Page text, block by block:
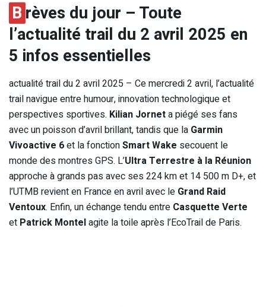
B rèves du jour – Toute
l’actualité trail du 2 avril 2025 en
5 infos essentielles
actualité trail du 2 avril 2025 – Ce mercredi 2 avril, l’actualité
trail navigue entre humour, innovation technologique et
perspectives sportives. Kilian Jorneta piégé ses fans
avec un poisson d’avril brillant, tandis que la Garmin
Vivoactive 6et la fonctionSmart Wake secouent le
monde des montres GPS. L’Ultra Terrestre à la Réunion
approche à grands pas avec ses 224 km et 14 500 m D+, et
l’UTMB revient en France en avril avec le Grand Raid
Ventoux. Enfin, un échange tendu entre Casquette Verte
et Patrick Montelagite la toile après l’EcoTrail de Paris.